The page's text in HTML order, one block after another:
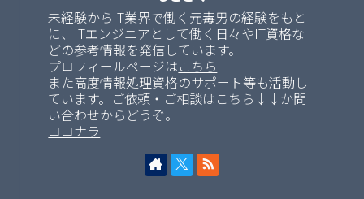
未経験からIT業界で働く元毒男の経験をもと
に、ITエンジニアとして働く日々やIT資格な
どの参考情報を発信しています。
プロフィールページはこちら
また高度情報処理資格のサポート等も活動し
ています。ご依頼・ご相談はこちら↓↓か問
い合わせからどうぞ。
ココナラ